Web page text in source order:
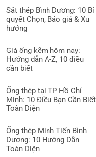
Sắt thép Bình Dương: 10 Bí
quyết Chọn, Báo giá & Xu
hướng
có
bình
luận
Sắt
thép
Bình
Dương:
Bí
quyết
Chọn,
Giá ống kẽm hôm nay:
Hướng dẫn A-Z, 10 điều
cần biết
có
bình
luận
Giá
ống
kẽm
hôm
Ống thép tại TP Hồ Chí
Minh: 10 Điều Bạn Cần Biết
Toàn Diện
có
bình
luận
Ống thép Minh Tiến Bình
Dương: 10 Hướng Dẫn
Toàn Diện